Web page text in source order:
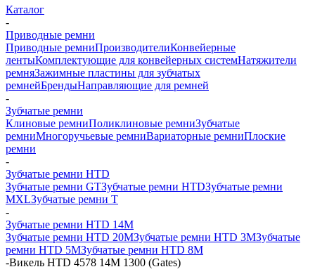
Каталог
-
Приводные ремни
Приводные ремниПроизводителиКонвейерные
лентыКомплектующие для конвейерных системНатяжители
ремняЗажимные пластины для зубчатых
ремнейБрендыНаправляющие для ремней
-
Зубчатые ремни
Клиновые ремниПоликлиновые ремниЗубчатые
ремниМногоручьевые ремниВариаторные ремниПлоские
ремни
-
Зубчатые ремни HTD
Зубчатые ремни GTЗубчатые ремни HTDЗубчатые ремни
MXLЗубчатые ремни Т
-
Зубчатые ремни HTD 14M
Зубчатые ремни HTD 20MЗубчатые ремни HTD 3MЗубчатые
ремни HTD 5MЗубчатые ремни HTD 8M
-Викель HTD 4578 14M 1300 (Gates)